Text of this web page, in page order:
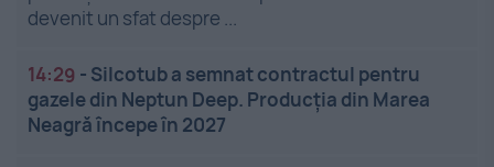
devenit un sfat despre ...
14:29 - Silcotub a semnat contractul pentru
gazele din Neptun Deep. Producția din Marea
Neagră începe în 2027